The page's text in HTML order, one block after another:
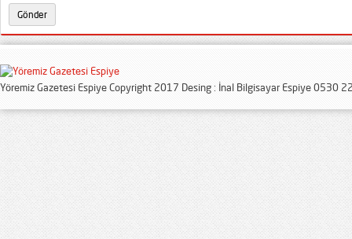
Yöremiz Gazetesi Espiye Copyright 2017 Desing : İnal Bilgisayar Espiye 0530